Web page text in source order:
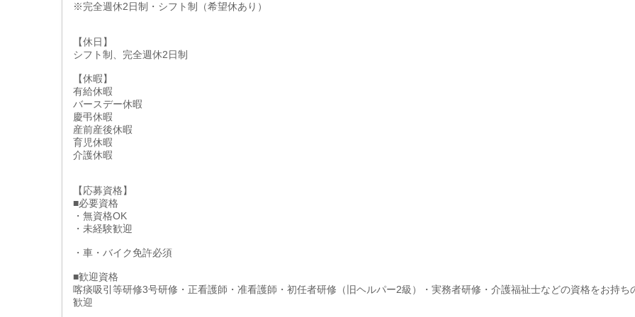
※完全週休2日制・シフト制（希望休あり）
【休日】
シフト制、完全週休2日制
【休暇】
有給休暇
バースデー休暇
慶弔休暇
産前産後休暇
育児休暇
介護休暇
【応募資格】
■必要資格
・無資格OK
・未経験歓迎
・車・バイク免許必須
■歓迎資格
喀痰吸引等研修3号研修・正看護師・准看護師・初任者研修（旧ヘルパー2級）・実務者研修・介護福祉士などの資格をお持ち
歓迎